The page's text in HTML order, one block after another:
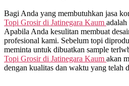
Bagi Anda yang membutuhkan jasa
Topi Grosir di Jatinegara Kaum
Apabila Anda kesulitan membuat
profesional kami. Sebelum topi
meminta untuk dibuatkan sample
Topi Grosir di Jatinegara Kaum akan
dengan kualitas dan waktu yang telah